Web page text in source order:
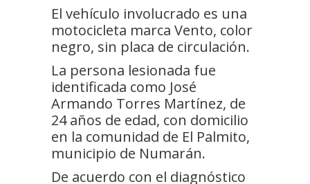
El vehículo involucrado es una
motocicleta marca Vento, color
negro, sin placa de circulación.
La persona lesionada fue
identificada como José
Armando Torres Martínez, de
24 años de edad, con domicilio
en la comunidad de El Palmito,
municipio de Numarán.
De acuerdo con el diagnóstico